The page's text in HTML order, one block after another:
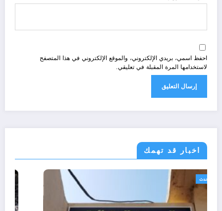
احفظ اسمي، بريدي الإلكتروني، والموقع الإلكتروني في هذا المتصفح
لاستخدامها المرة المقبلة في تعليقي.
اخبار قد تهمك
الجزائر الحدث